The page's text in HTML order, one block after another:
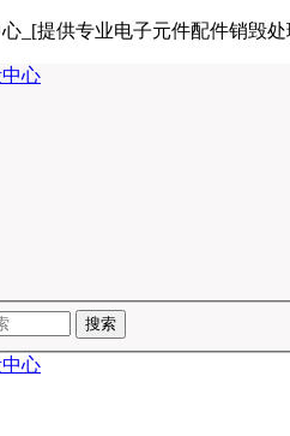
_[提供专业电子元件配件销毁处